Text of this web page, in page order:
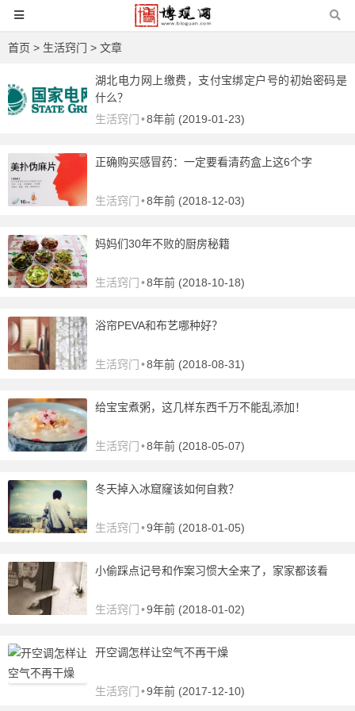
首页 > 生活窍门 > 文章
湖北电力网上缴费，支付宝绑定户号的初始密码是
什么？
生活窍门 •8年前 (2019-01-23)
正确购买感冒药：一定要看清药盒上这6个字
生活窍门 •8年前 (2018-12-03)
妈妈们30年不败的厨房秘籍
生活窍门 •8年前 (2018-10-18)
浴帘PEVA和布艺哪种好？
生活窍门 •8年前 (2018-08-31)
给宝宝煮粥，这几样东西千万不能乱添加！
生活窍门 •8年前 (2018-05-07)
冬天掉入冰窟窿该如何自救？
生活窍门 •9年前 (2018-01-05)
小偷踩点记号和作案习惯大全来了，家家都该看
生活窍门 •9年前 (2018-01-02)
开空调怎样让空气不再干燥
生活窍门 •9年前 (2017-12-10)